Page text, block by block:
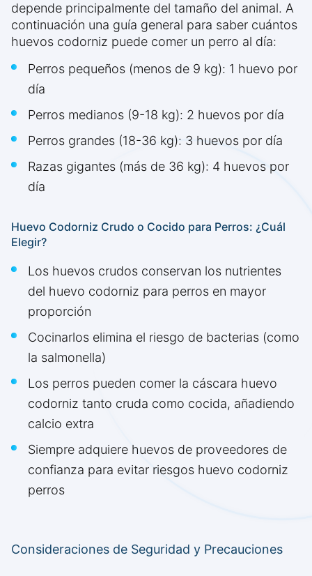
depende principalmente del tamaño del animal. A
continuación una guía general para saber cuántos
huevos codorniz puede comer un perro al día:
Perros pequeños (menos de 9 kg): 1 huevo por
día
Perros medianos (9-18 kg): 2 huevos por día
Perros grandes (18-36 kg): 3 huevos por día
Razas gigantes (más de 36 kg): 4 huevos por
día
Huevo Codorniz Crudo o Cocido para Perros: ¿Cuál
Elegir?
Los huevos crudos conservan los nutrientes
del huevo codorniz para perros en mayor
proporción
Cocinarlos elimina el riesgo de bacterias (como
la salmonella)
Los perros pueden comer la cáscara huevo
codorniz tanto cruda como cocida, añadiendo
calcio extra
Siempre adquiere huevos de proveedores de
confianza para evitar riesgos huevo codorniz
perros
Consideraciones de Seguridad y Precauciones